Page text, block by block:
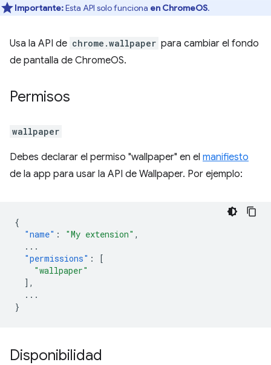
Importante:Esta API solo funciona en ChromeOS.
Usa la API de chrome.wallpaper para cambiar el fondo
de pantalla de ChromeOS.
Permisos
wallpaper
Debes declarar el permiso "wallpaper" en el manifiesto
de la app para usar la API de Wallpaper. Por ejemplo:
{
"name" : "My extension" ,
...
"permissions" :
[
"wallpaper"
],
...
}
Disponibilidad